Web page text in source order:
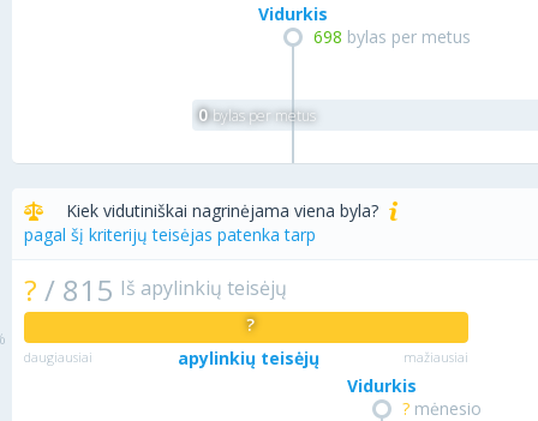
698 bylas per metus
Vidurkis
0bylas per metus
Kiek vidutiniškai nagrinėjama viena byla?
pagal šį kriterijų teisėjas patenka tarp
? / 815 Iš apylinkių teisėjų
?
daugiausiai apylinkių teisėjų mažiausiai
? mėnesio
Vidurkis